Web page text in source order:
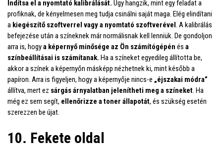
Indítsa el a nyomtató kalibrálását. Úgy hangzik, mint egy feladat a
profiknak, de kényelmesen meg tudja csinálni saját maga. Elég elindítani
a kiegészítő szoftverrel vagy a nyomtató szoftverével. A kalibrálás
befejezése után a színeknek már normálisnak kell lenniük. De gondoljon
arra is, hogya képernyő minősége az Ön számítógépén és a
színbeállításai is számítanak. Ha a színeket egyedileg állította be,
akkor a színek a képernyőn másképp nézhetnek ki, mint később a
papíron. Arra is figyeljen, hogy a képernyője nincs-e „éjszakai módra”
állítva, mert ez sárgás árnyalatban jelenítheti meg a színeket. Ha
még ez sem segít, ellenőrizze a toner állapotát, és szükség esetén
szerezzen be újat.
10. Fekete oldal